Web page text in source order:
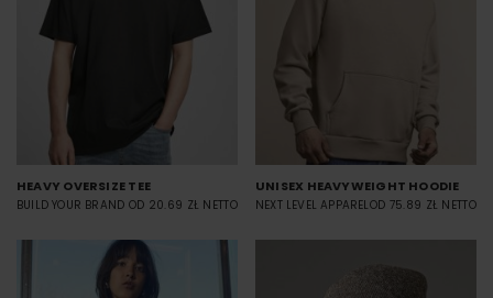
HEAVY OVERSIZE TEE
BUILD YOUR BRAND OD 20.69 ZŁ NETTO
UNISEX HEAVYWEIGHT HOODIE
NEXT LEVEL APPARELOD 75.89 ZŁ NETTO